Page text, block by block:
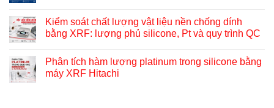
Kiểm soát chất lượng vật liệu nền chống dính
bằng XRF: lượng phủ silicone, Pt và quy trình QC
Phân tích hàm lượng platinum trong silicone bằng
máy XRF Hitachi